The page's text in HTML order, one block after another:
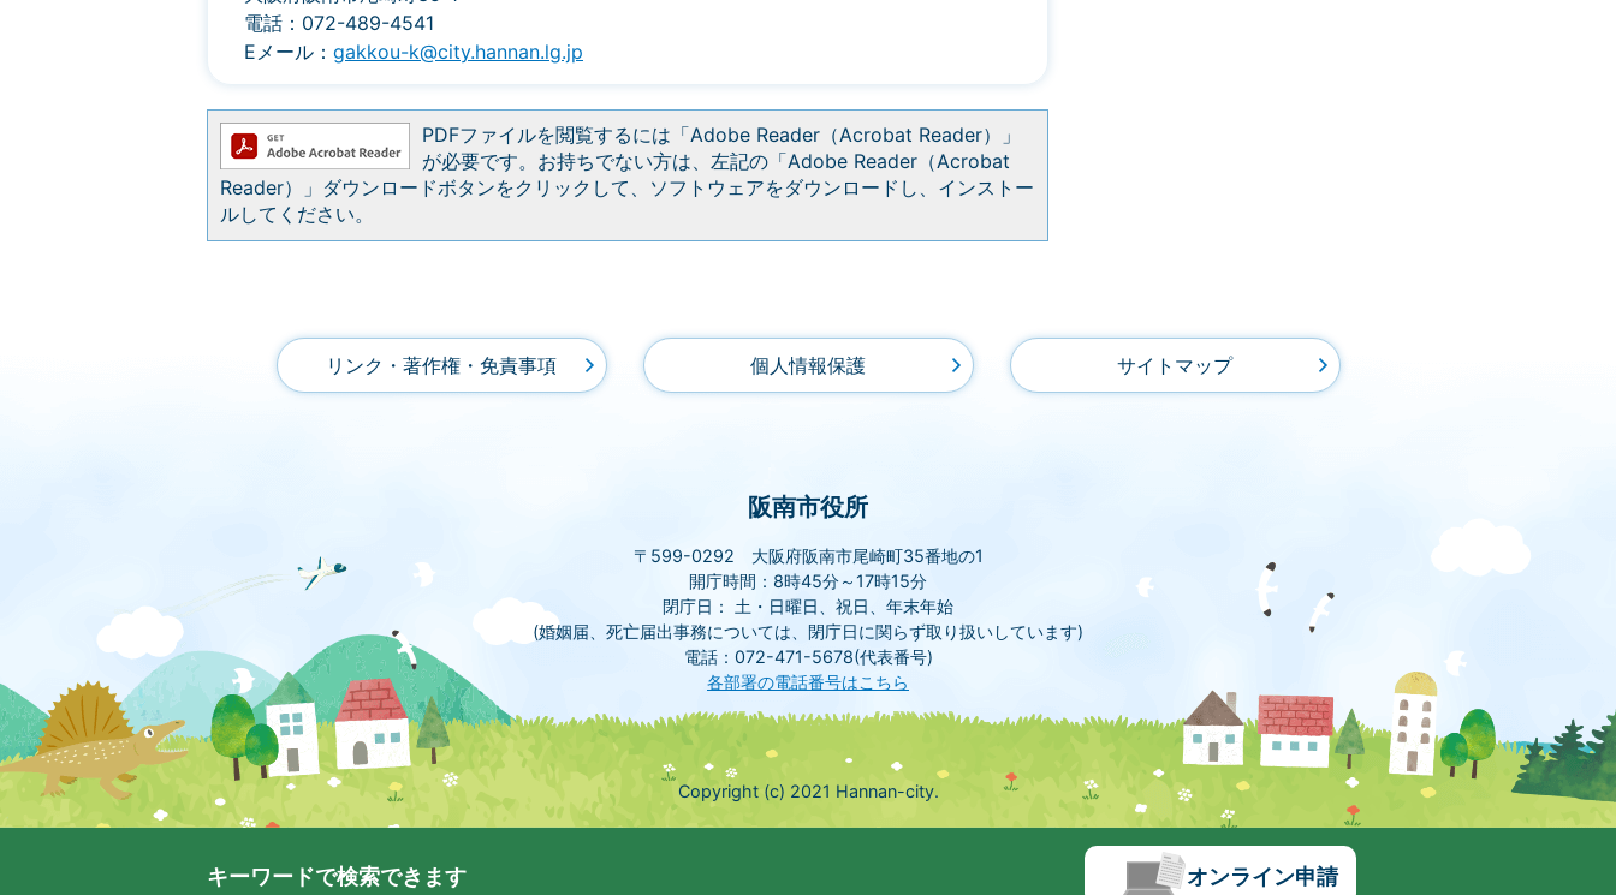
キーワードで検索できます オンライン申請
電話：072-489-4541
Eメール： gakkou-k@city.hannan.lg.jp
PDFファイルを閲覧するには「Adobe Reader（Acrobat Reader）」
が必要です。お持ちでない方は、左記の「Adobe Reader（Acrobat
Reader）」ダウンロードボタンをクリックして、ソフトウェアをダウンロードし、インストー
ルしてください。
リンク・著作権・免責事項 個人情報保護 サイトマップ
阪南市役所
〒599-0292 大阪府阪南市尾崎町35番地の1
開庁時間：8時45分～17時15分
閉庁日： 土・日曜日、祝日、年末年始
(婚姻届、死亡届出事務については、閉庁日に関らず取り扱いしています)
電話：072-471-5678(代表番号)
各部署の電話番号はこちら
Copyright (c) 2021 Hannan-city.